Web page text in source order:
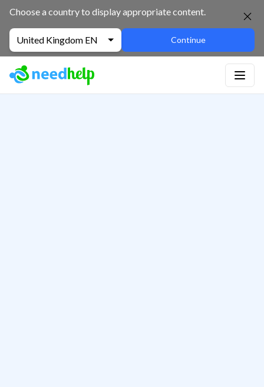
Choose a country to display appropriate content.
United Kingdom EN Continue